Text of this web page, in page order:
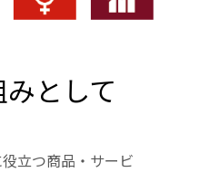
として
立つ商品・サービ